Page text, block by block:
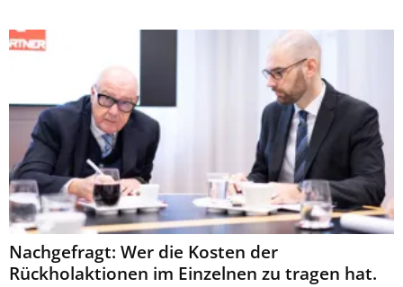
Nachgefragt: Wer die Kosten der
Rückholaktionen im Einzelnen zu tragen hat.